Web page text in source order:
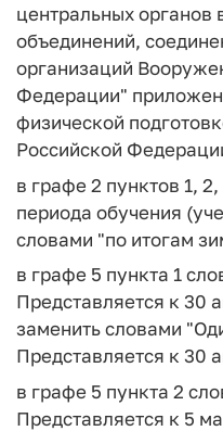
центральных органов
объединений,
организаций
Федерации"
физической
Российской
в графе 2 пунктов 1,
периода обучения
словами "по итогам
в графе 5 пункта 1
Представляется к 30
заменить словами
Представляется к 30
в графе 5 пункта 2
Представляется к 5